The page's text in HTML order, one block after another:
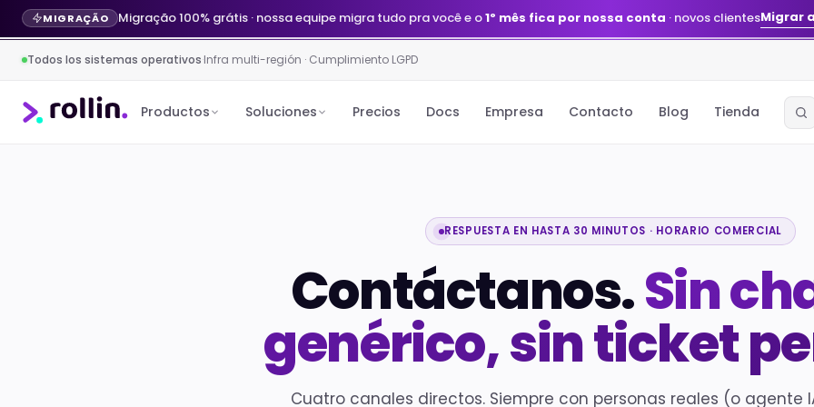
MIGRAÇÃO Migração 100% grátis · nossa equipe migra tudo pra você e o1º mês fica por nossa conta · novos clientesMigrar
Todos los sistemas operativos·Infra multi-región · Cumplimiento LGPD
Productos Soluciones Precios Docs Empresa Contacto Blog Tienda
RESPUESTA EN HASTA 30 MINUTOS · HORARIO COMERCIAL
Contáctanos.Sin
genérico, sin ticket
Cuatro canales directos. Siempre con personas reales (o agente